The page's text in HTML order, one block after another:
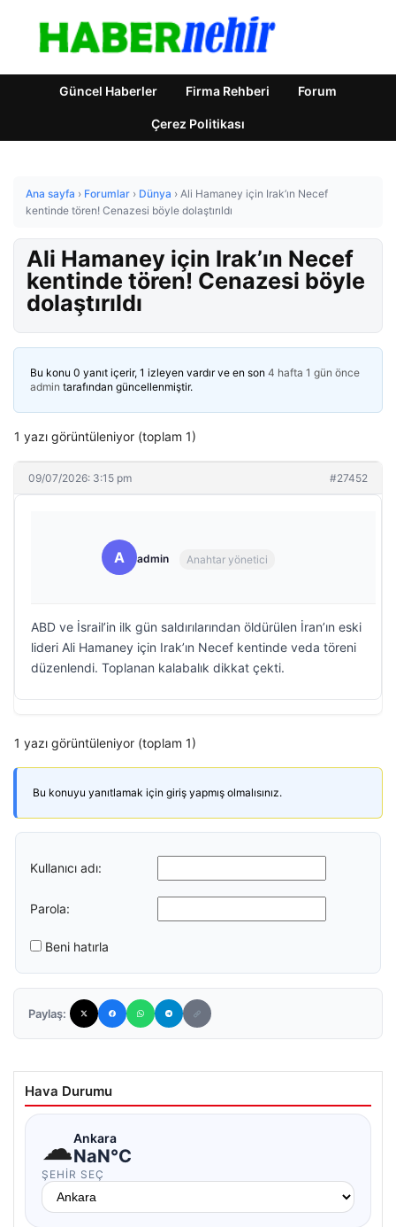
Güncel Haberler Firma Rehberi Forum
Çerez Politikası
Ana sayfa › Forumlar › Dünya › Ali Hamaney için Irak’ın Necef
kentinde tören! Cenazesi böyle dolaştırıldı
Ali Hamaney için Irak’ın Necef
kentinde tören! Cenazesi böyle
dolaştırıldı
Bu konu 0 yanıt içerir, 1 izleyen vardır ve en son 4 hafta 1 gün önce
admin tarafından güncellenmiştir.
1 yazı görüntüleniyor (toplam 1)
09/07/2026: 3:15 pm #27452
A admin Anahtar yönetici
ABD ve İsrail’in ilk gün saldırılarından öldürülen İran’ın eski
lideri Ali Hamaney için Irak’ın Necef kentinde veda töreni
düzenlendi. Toplanan kalabalık dikkat çekti.
1 yazı görüntüleniyor (toplam 1)
Bu konuyu yanıtlamak için giriş yapmış olmalısınız.
Kullanıcı adı:
Parola:
Beni hatırla
Paylaş:
Hava Durumu
☁Ankara
NaN°C
ŞEHIR SEÇ